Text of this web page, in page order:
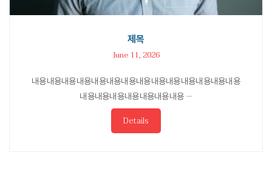
제목
June 11, 2026
내용내용내용내용내용내용내용내용내용내용내용내용내용내용
내용내용내용내용내용내용내용 ···
Details